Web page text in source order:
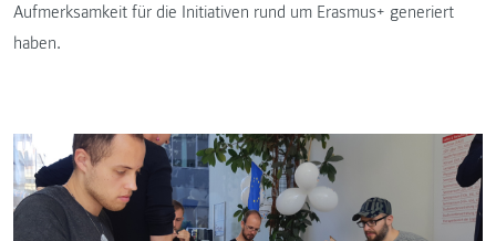
Aufmerksamkeit für die Initiativen rund um Erasmus+ generiert
haben.